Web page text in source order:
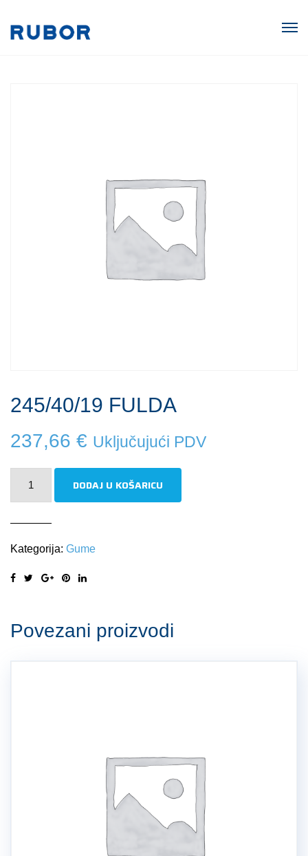
245/40/19 FULDA
237,66 € Uključujući PDV
DODAJ U KOŠARICU
Kategorija: Gume
Povezani proizvodi